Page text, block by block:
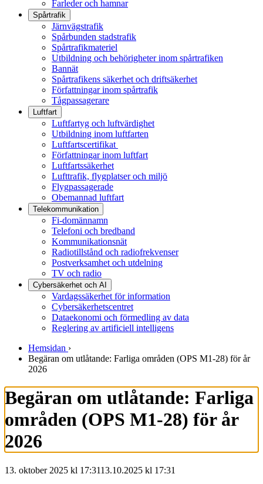
Farleder och hamnar
Spårtrafik
Järnvägstrafik
Spårbunden stadstrafik
Spårtrafikmateriel
Utbildning och behörigheter inom spårtrafiken
Bannät
Spårtrafikens säkerhet och driftsäkerhet
Författningar inom spårtrafik
Tågpassagerare
Luftfart
Luftfartyg och luftvärdighet
Utbildning inom luftfarten
Luftfartscertifikat
Författningar inom luftfart
Luftfartssäkerhet
Lufttrafik, flygplatser och miljö
Flygpassagerade
Obemannad luftfart
Telekommunikation
Fi-domännamn
Telefoni och bredband
Kommunikationsnät
Radiotillstånd och radiofrekvenser
Postverksamhet och utdelning
TV och radio
Cybersäkerhet och AI
Vardagssäkerhet för information
Cybersäkerhetscentret
Dataekonomi och förmedling av data
Reglering av artificiell intelligens
Hemsidan ›
Begäran om utlåtande: Farliga områden (OPS M1-28) för år
2026
Begäran om utlåtande: Farliga
områden (OPS M1-28) för år
2026
13. oktober 2025 kl 17:3113.10.2025 kl 17:31